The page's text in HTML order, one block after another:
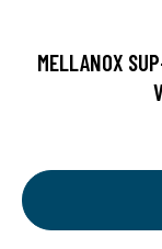
MELLANOX